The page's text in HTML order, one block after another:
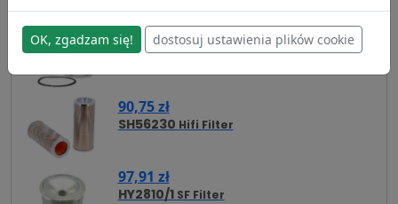
P171813
66,91 zł
90,75 zł
SH56230 Hifi Filter
97,91 zł
HY2810/1 SF Filter
OK, zgadzam się! dostosuj ustawienia plików cookie